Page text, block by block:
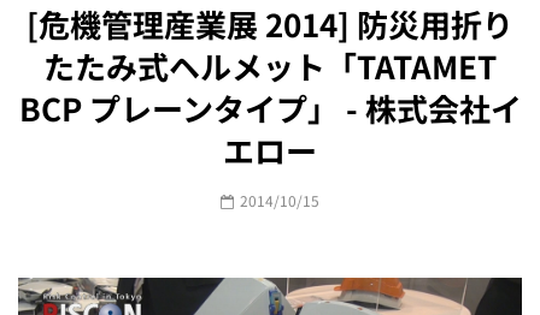
[危機管理産業展 2014] 防災用折り
たたみ式ヘルメット「TATAMET
BCP プレーンタイプ」 - 株式会社イ
エロー
2014/10/15